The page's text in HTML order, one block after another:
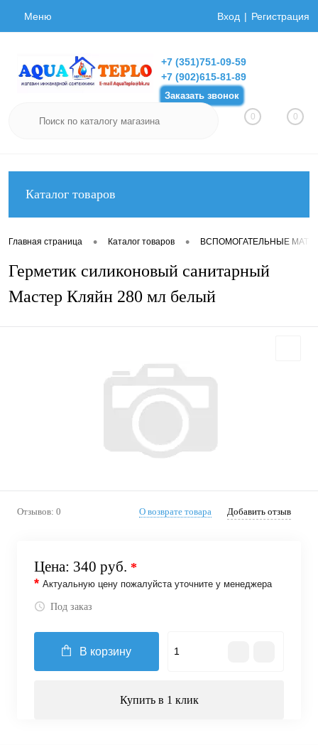
Меню Вход Регистрация
+7 (351)751-09-59
+7 (902)615-81-89
Заказать звонок
0 0
Каталог товаров
Главная страница • Каталог товаров • ВСПОМОГАТЕЛЬНЫЕ
Герметик силиконовый санитарный
Мастер Кляйн 280 мл белый
Отзывов: 0 О возврате товара Добавить отзыв
Цена: 340 руб. *
* Актуальную цену пожалуйста уточните у менеджера
Под заказ
В корзину
Купить в 1 клик